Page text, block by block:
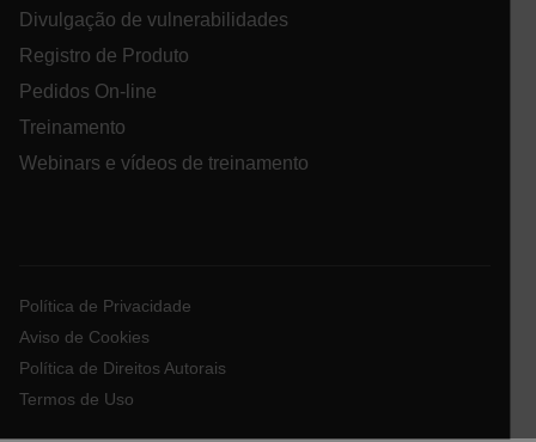
Divulgação de vulnerabilidades
Registro de Produto
Pedidos On-line
Treinamento
Webinars e vídeos de treinamento
Política de Privacidade
Aviso de Cookies
Política de Direitos Autorais
Termos de Uso
atgRecSessionId
ARRAffinitySameSite